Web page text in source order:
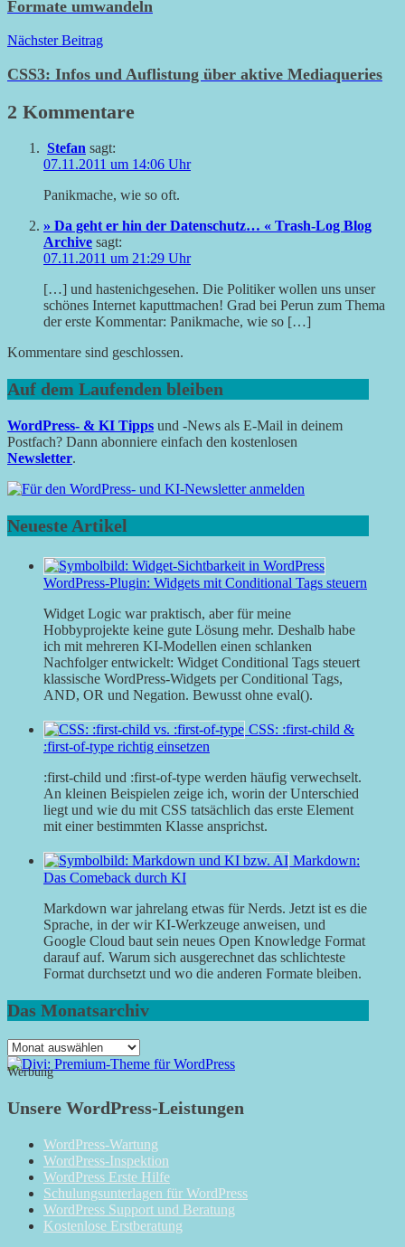
Formate umwandeln
Nächster Beitrag
CSS3: Infos und Auflistung über aktive Mediaqueries
2 Kommentare
Stefan sagt:
07.11.2011 um 14:06 Uhr
Panikmache, wie so oft.
» Da geht er hin der Datenschutz… « Trash-Log Blog
Archive sagt:
07.11.2011 um 21:29 Uhr
[…] und hastenichgesehen. Die Politiker wollen uns unser
schönes Internet kaputtmachen! Grad bei Perun zum Thema
der erste Kommentar: Panikmache, wie so […]
Kommentare sind geschlossen.
Auf dem Laufenden bleiben
WordPress- & KI Tipps und -News als E-Mail in deinem
Postfach? Dann abonniere einfach den kostenlosen
Newsletter.
Neueste Artikel
WordPress-Plugin: Widgets mit Conditional Tags steuern
Widget Logic war praktisch, aber für meine
Hobbyprojekte keine gute Lösung mehr. Deshalb habe
ich mit mehreren KI-Modellen einen schlanken
Nachfolger entwickelt: Widget Conditional Tags steuert
klassische WordPress-Widgets per Conditional Tags,
AND, OR und Negation. Bewusst ohne eval().
CSS: :first-child &
:first-of-type richtig einsetzen
:first-child und :first-of-type werden häufig verwechselt.
An kleinen Beispielen zeige ich, worin der Unterschied
liegt und wie du mit CSS tatsächlich das erste Element
mit einer bestimmten Klasse ansprichst.
Markdown:
Das Comeback durch KI
Markdown war jahrelang etwas für Nerds. Jetzt ist es die
Sprache, in der wir KI-Werkzeuge anweisen, und
Google Cloud baut sein neues Open Knowledge Format
darauf auf. Warum sich ausgerechnet das schlichteste
Format durchsetzt und wo die anderen Formate bleiben.
Das Monatsarchiv
Das
Monatsarchiv
Werbung
Unsere WordPress-Leistungen
WordPress-Wartung
WordPress-Inspektion
WordPress Erste Hilfe
Schulungsunterlagen für WordPress
WordPress Support und Beratung
Kostenlose Erstberatung